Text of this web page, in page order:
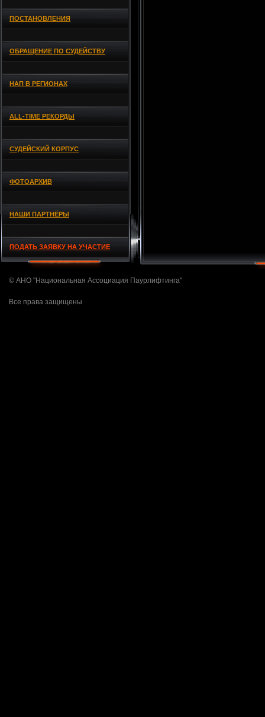
ПОСТАНОВЛЕНИЯ
ОБРАЩЕНИЕ ПО СУДЕЙСТВУ
НАП В РЕГИОНАХ
ALL-TIME РЕКОРДЫ
СУДЕЙСКИЙ КОРПУС
ФОТОАРХИВ
НАШИ ПАРТНЁРЫ
ПОДАТЬ ЗАЯВКУ НА УЧАСТИЕ
© АНО "Национальная Ассоциация Паурлифтинга"
Все права защищены